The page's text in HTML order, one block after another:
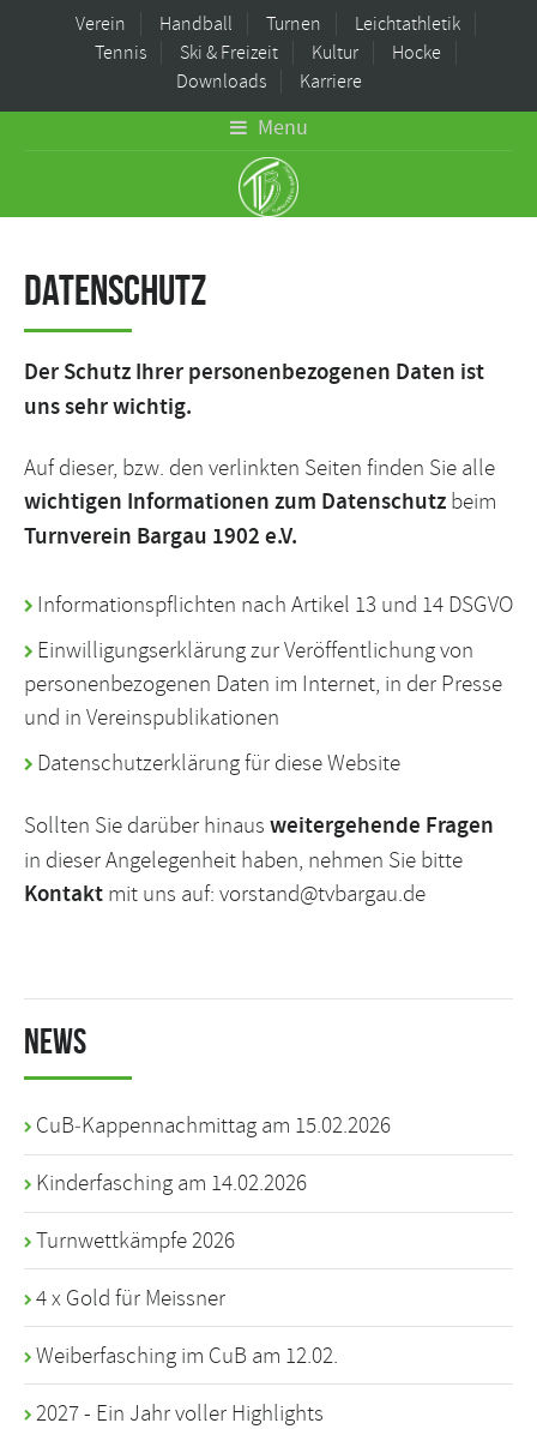
Verein Handball Turnen
Leichtathletik
Tennis
Ski & Freizeit Kultur
Hocke
Downloads
Karriere
Menu
Datenschutz
Der Schutz Ihrer personenbezogenen Daten ist
uns sehr wichtig.
Auf dieser, bzw. den verlinkten Seiten finden Sie alle
wichtigen Informationen zum Datenschutz beim
Turnverein Bargau 1902 e.V.
Informationspflichten nach Artikel 13 und 14 DSGVO
Einwilligungserklärung zur Veröffentlichung von
personenbezogenen Daten im Internet, in der Presse
und in Vereinspublikationen
Datenschutzerklärung für diese Website
Sollten Sie darüber hinaus weitergehende Fragen
in dieser Angelegenheit haben, nehmen Sie bitte
Kontakt mit uns auf: vorstand@tvbargau.de
News
CuB‑Kappennachmittag am 15.02.2026
Kinderfasching am 14.02.2026
Turnwettkämpfe 2026
4 x Gold für Meissner
Weiberfasching im CuB am 12.02.
2027 - Ein Jahr voller Highlights